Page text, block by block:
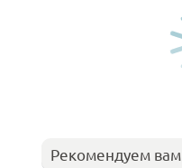
Рекомендуем вам